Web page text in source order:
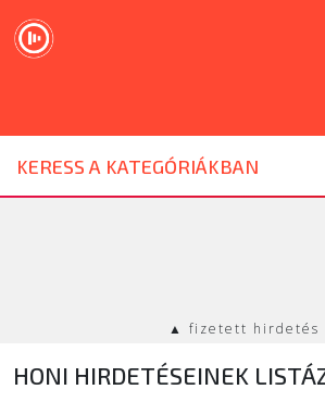
KERESS A KATEGÓRIÁKBAN
DJ ESZKÖZ
HANGTECHNIKA
▲ fizetett hirdetés
HONI HIRDETÉSEINEK